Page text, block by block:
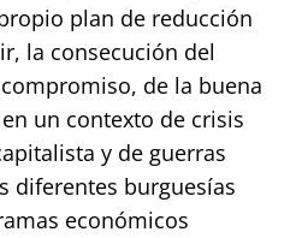
plan de reducción
la consecución del
de la buena
un contexto de crisis
y de guerras
diferentes burguesías
económicos